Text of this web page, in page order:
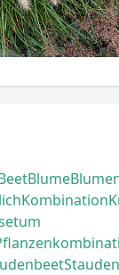
Blume
Kombination